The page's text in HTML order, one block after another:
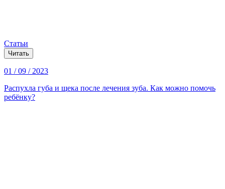
Статьи
Читать
01 / 09 / 2023
Распухла губа и щека после лечения зуба. Как можно помочь
ребёнку?